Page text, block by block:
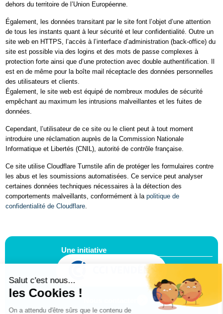
dehors du territoire de l’Union Européenne.
Également, les données transitant par le site font l’objet d’une attention
de tous les instants quant à leur sécurité et leur confidentialité. Outre un
site web en HTTPS, l’accès à l’interface d’administration (back-office) du
site est possible via des logins et des mots de passe complexes à
protection forte ainsi que d’une protection avec double authentification. Il
est en de même pour la boîte mail réceptacle des données personnelles
des utilisateurs et clients.
Également, le site web est équipé de nombreux modules de sécurité
empêchant au maximum les intrusions malveillantes et les fuites de
données.
Cependant, l’utilisateur de ce site ou le client peut à tout moment
introduire une réclamation auprès de la Commission Nationale
Informatique et Libertés (CNIL), autorité de contrôle française.
Ce site utilise Cloudflare Turnstile afin de protéger les formulaires contre
les abus et les soumissions automatisées. Ce service peut analyser
certaines données techniques nécessaires à la détection des
comportements malveillants, conformément à lapolitique de
confidentialité de Cloudflare.
Une initiative